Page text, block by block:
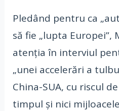
Pledând pentru ca
să fie „lupta Europei”,
atenţia în interviul
„unei accelerări a
China-SUA, cu riscul
timpul şi nici